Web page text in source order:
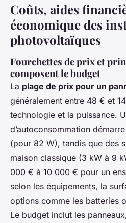
Coûts, aides
économique des
photovoltaïques
Fourchettes de prix et
composent le budget
La plage de prix pour un
généralement entre 48 € et
technologie et la puissance.
d’autoconsommation
(pour 82 W), tandis que des
maison classique (3 kW à 9
000 € à 10 000 € pour un
selon les équipements, la
options comme les batteries
Le budget inclut les